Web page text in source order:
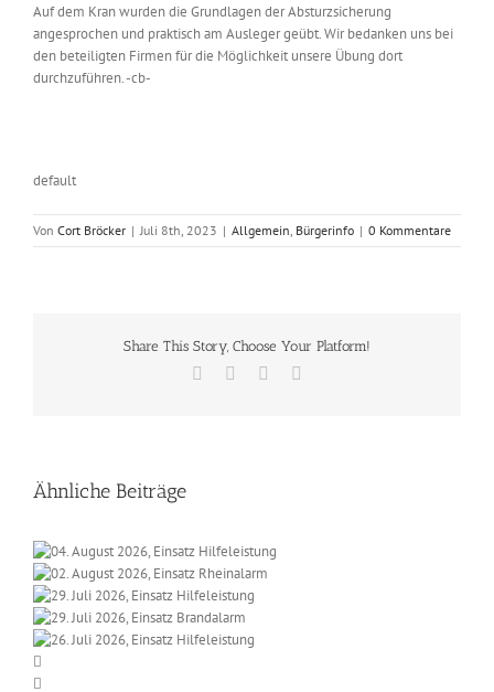
Auf dem Kran wurden die Grundlagen der Absturzsicherung
angesprochen und praktisch am Ausleger geübt. Wir bedanken uns bei
den beteiligten Firmen für die Möglichkeit unsere Übung dort
durchzuführen. -cb-
default
Von Cort Bröcker | Juli 8th, 2023 | Allgemein, Bürgerinfo | 0 Kommentare
Share This Story, Choose Your Platform!
Facebook
Ähnliche Beiträge